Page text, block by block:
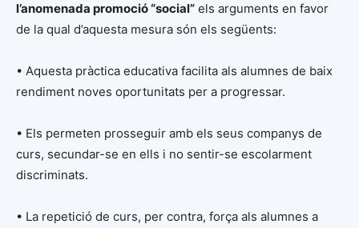
l’anomenada promoció “social” els arguments en favor
de la qual d’aquesta mesura són els següents:
• Aquesta pràctica educativa facilita als alumnes de baix
rendiment noves oportunitats per a progressar.
• Els permeten prosseguir amb els seus companys de
curs, secundar-se en ells i no sentir-se escolarment
discriminats.
• La repetició de curs, per contra, força als alumnes a